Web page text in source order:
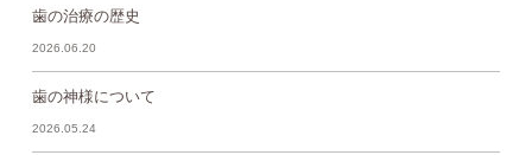
歯の治療の歴史
2026.06.20
歯の神様について
2026.05.24